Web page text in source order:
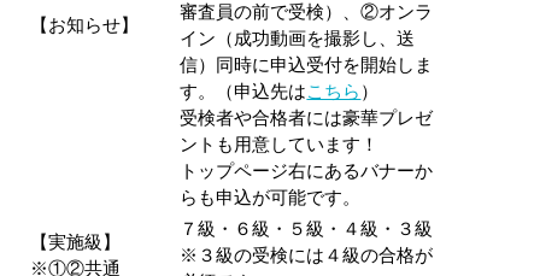
【お知らせ】
審査員の前で受検）、②オンラ
イン（成功動画を撮影し、送
信）同時に申込受付を開始しま
す。（申込先はこちら ）
受検者や合格者には豪華プレゼ
ントも用意しています！
トップページ右にあるバナーか
らも申込が可能です。
【実施級】
※①②共通
７級・６級・５級・４級・３級
※３級の受検には４級の合格が